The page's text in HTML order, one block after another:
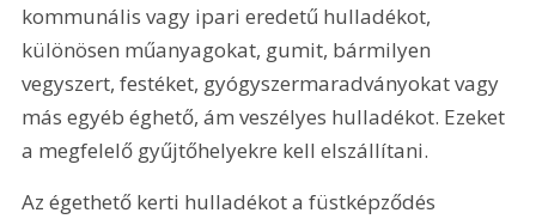
kommunális vagy ipari eredetű hulladékot,
különösen műanyagokat, gumit, bármilyen
vegyszert, festéket, gyógyszermaradványokat vagy
más egyéb éghető, ám veszélyes hulladékot. Ezeket
a megfelelő gyűjtőhelyekre kell elszállítani.
Az égethető kerti hulladékot a füstképződés